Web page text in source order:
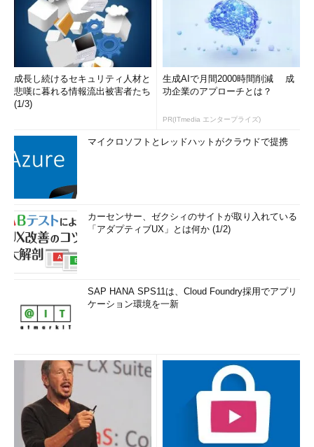
成長し続けるセキュリティ人材と
悲嘆に暮れる情報流出被害者たち
(1/3)
生成AIで月間2000時間削減 成
功企業のアプローチとは？
PR(ITmedia エンタープライズ)
マイクロソフトとレッドハットがクラウドで提携
カーセンサー、ゼクシィのサイトが取り入れている
「アダプティブUX」とは何か (1/2)
SAP HANA SPS11は、Cloud Foundry採用でアプリ
ケーション環境を一新